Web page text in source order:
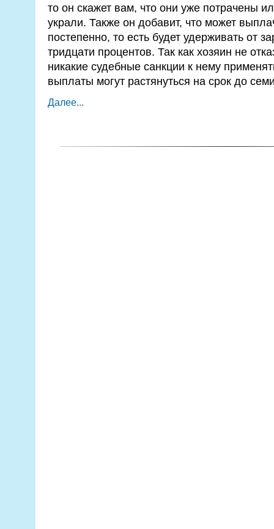
то он скажет вам, что они уже потрачены
украли. Также он добавит, что может
постепенно, то есть будет удерживать от
тридцати процентов. Так как хозяин не
никакие судебные санкции к нему
выплаты могут растянуться на срок до
Далее...